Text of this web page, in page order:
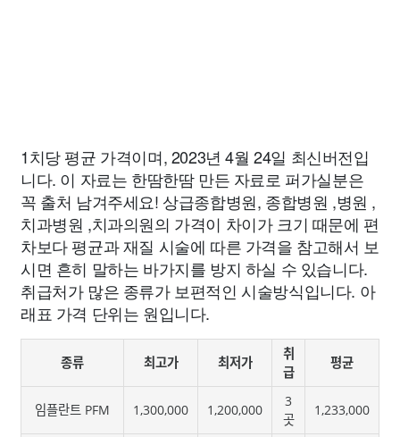
1치당 평균 가격이며, 2023년 4월 24일 최신버전입
니다. 이 자료는 한땀한땀 만든 자료로 퍼가실분은
꼭 출처 남겨주세요! 상급종합병원, 종합병원 ,병원 ,
치과병원 ,치과의원의 가격이 차이가 크기 때문에 편
차보다 평균과 재질 시술에 따른 가격을 참고해서 보
시면 흔히 말하는 바가지를 방지 하실 수 있습니다.
취급처가 많은 종류가 보편적인 시술방식입니다. 아
래표 가격 단위는 원입니다.
종류 최고가 최저가
취
급
평균
임플란트 PFM 1,300,000 1,200,000
3
곳
1,233,000